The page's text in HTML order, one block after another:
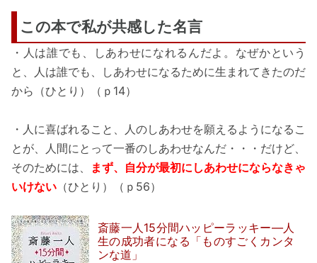
この本で私が共感した名言
・人は誰でも、しあわせになれるんだよ。なぜかという
と、人は誰でも、しあわせになるために生まれてきたのだ
から（ひとり）（ｐ14）
・人に喜ばれること、人のしあわせを願えるようになるこ
とが、人間にとって一番のしあわせなんだ・・・だけど、
そのためには、
まず、自分が最初にしあわせにならなきゃ
いけない （ひとり）（ｐ56）
斎藤一人15分間ハッピーラッキー―人
生の成功者になる「ものすごくカンタ
ンな道」